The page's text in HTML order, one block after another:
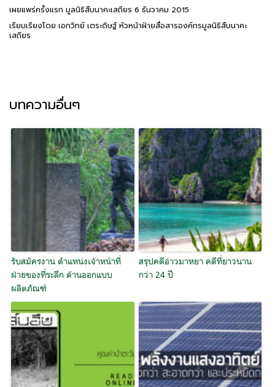
เผยแพร่ครั้งแรก มูลนิธิสืบนาคะเสถียร 6 ธันวาคม 2015
เรียบเรียงโดย เอกวิทย์ เตระดิษฐ์ หัวหน้าฝ่ายสื่อสารองค์กรมูลนิธิสืบนาคะ
เสถียร
บทความอื่นๆ
รับสมัครงาน ตำแหน่งเจ้าหน้าที่
ฝ่ายของที่ระลึก ด้านออกแบบ
ผลิตภัณฑ์
สรุปคดีอ่าวมาหยา คดีที่ยาวนาน
กว่า 24 ปี